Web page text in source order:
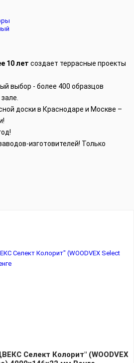
10 лет создает террасные проекты
выбор - более 400 образцов
доски в Краснодаре и Москве –
изготовителей! Только
Селект Колорит" (WOODVEX